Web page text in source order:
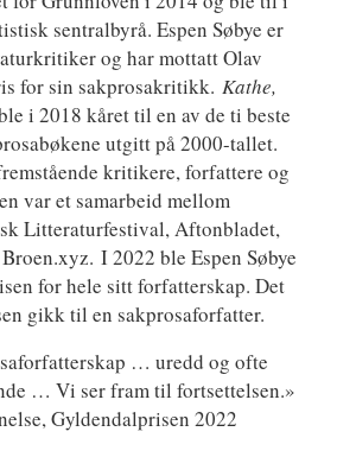
sentralbyrå. Espen Søbye er
og har mottatt Olav
for sin sakprosakritikk. Kathe,
i 2018 kåret til en av de ti beste
utgitt på 2000-tallet.
kritikere, forfattere og
var et samarbeid mellom
Litteraturfestival, Aftonbladet,
I 2022 ble Espen Søbye
for hele sitt forfatterskap. Det
gikk til en sakprosaforfatter.
… uredd og ofte
… Vi ser fram til fortsettelsen.»
Gyldendalprisen 2022